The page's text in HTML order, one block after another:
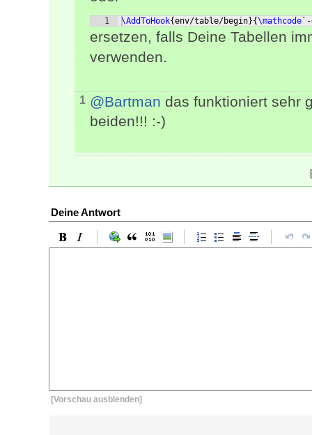
1 \AddToHook{env/table/begin}{\mathcode `-
ersetzen, falls Deine Tabellen
verwenden.
1 @Bartman das funktioniert sehr
beiden!!! :-)
Deine Antwort
[Vorschau ausblenden]